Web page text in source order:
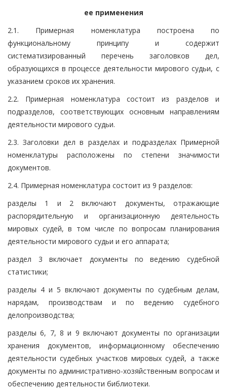
ее применения
2.1. Примерная номенклатура построена по
функциональному принципу и содержит
систематизированный перечень заголовков дел,
образующихся в процессе деятельности мирового судьи, с
указанием сроков их хранения.
2.2. Примерная номенклатура состоит из разделов и
подразделов, соответствующих основным направлениям
деятельности мирового судьи.
2.3. Заголовки дел в разделах и подразделах Примерной
номенклатуры расположены по степени значимости
документов.
2.4. Примерная номенклатура состоит из 9 разделов:
разделы 1 и 2 включают документы, отражающие
распорядительную и организационную деятельность
мировых судей, в том числе по вопросам планирования
деятельности мирового судьи и его аппарата;
раздел 3 включает документы по ведению судебной
статистики;
разделы 4 и 5 включают документы по судебным делам,
нарядам, производствам и по ведению судебного
делопроизводства;
разделы 6, 7, 8 и 9 включают документы по организации
хранения документов, информационному обеспечению
деятельности судебных участков мировых судей, а также
документы по административно-хозяйственным вопросам и
обеспечению деятельности библиотеки.